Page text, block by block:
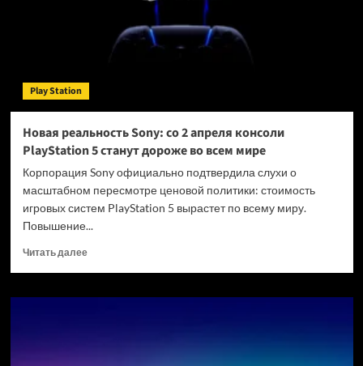
Play Station
Новая реальность Sony: со 2 апреля консоли
PlayStation 5 станут дороже во всем мире
Корпорация Sony официально подтвердила слухи о
масштабном пересмотре ценовой политики: стоимость
игровых систем PlayStation 5 вырастет по всему миру.
Повышение...
Читать далееПрочитать
Новая